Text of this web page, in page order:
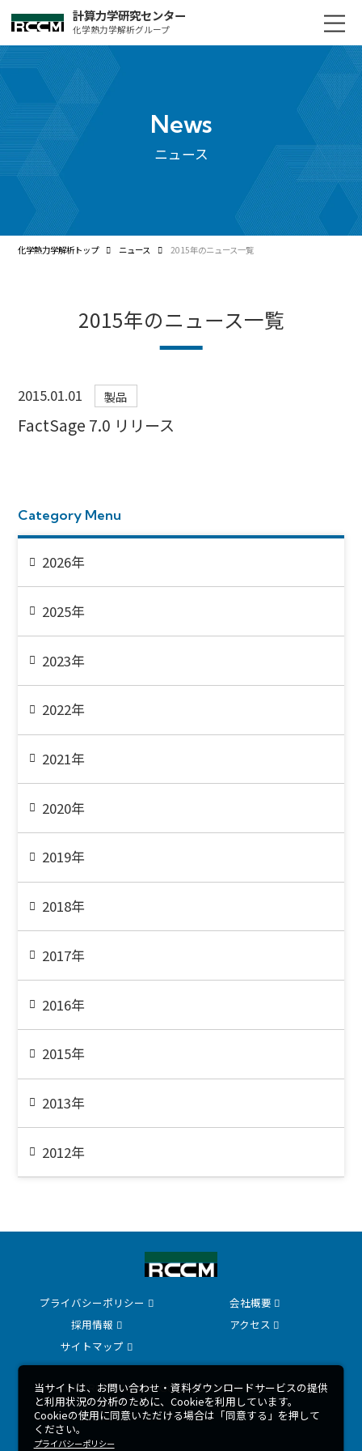
計算力学研究センター
化学熱力学解析グループ
News
ニュース
化学熱力学解析トップ ニュース 2015年のニュース一覧
2015年のニュース一覧
2015.01.01 製品
FactSage 7.0 リリース
Category Menu
2026年
2025年
2023年
2022年
2021年
2020年
2019年
2018年
2017年
2016年
2015年
2013年
2012年
プライバシーポリシー
会社概要
採用情報
アクセス
サイトマップ
COPYRIGHT 2026 © RCCM ALL RIGHTS RESERVED.
当サイトは、お問い合わせ・資料ダウンロードサービスの提供
と利用状況の分析のために、Cookieを利用しています。
Cookieの使用に同意いただける場合は「同意する」を押して
ください。
プライバシーポリシー